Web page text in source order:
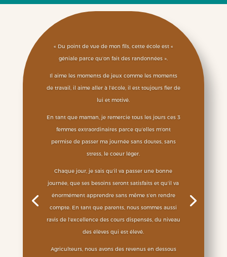
« Du point de vue de mon fils, cette école est «
géniale parce qu’on fait des randonnées ».
Il aime les moments de jeux comme les moments
de travail, il aime aller à l’école, il est toujours fier de
lui et motivé.
En tant que maman, je remercie tous les jours ces 3
femmes extraordinaires parce qu’elles m’ont
permise de passer ma journée sans doutes, sans
stress, le coeur léger.
Chaque jour, je sais qu’il va passer une bonne
journée, que ses besoins seront satisfaits et qu’il va
énormément apprendre sans même s’en rendre
compte. En tant que parents, nous sommes aussi
ravis de l’excellence des cours dispensés, du niveau
des élèves qui est élevé.
Agriculteurs, nous avons des revenus en dessous